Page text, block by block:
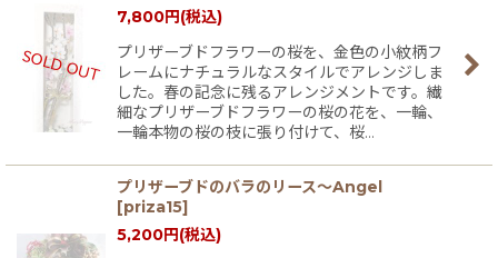
7,800円(税込)
プリザーブドフラワーの桜を、金色の小紋柄フ
レームにナチュラルなスタイルでアレンジしま
した。春の記念に残るアレンジメントです。繊
細なプリザーブドフラワーの桜の花を、一輪、
一輪本物の桜の枝に張り付けて、桜…
プリザーブドのバラのリース〜Angel
[priza15]
5,200円(税込)